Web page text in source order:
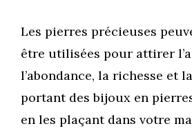
Les pierres précieuses
être utilisées pour attirer
l’abondance, la richesse et
portant des bijoux en
en les plaçant dans votre